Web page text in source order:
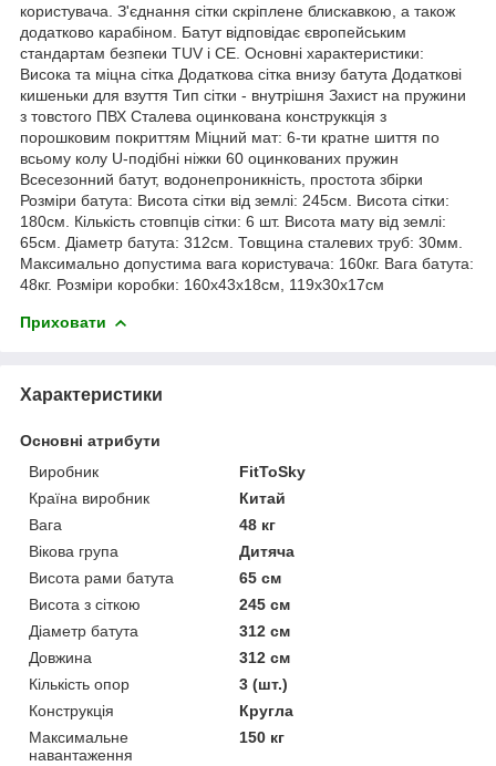
користувача. З'єднання сітки скріплене блискавкою, а також
додатково карабіном. Батут відповідає європейським
стандартам безпеки TUV і CE. Основні характеристики:
Висока та міцна сітка Додаткова сітка внизу батута Додаткові
кишеньки для взуття Тип сітки - внутрішня Захист на пружини
з товстого ПВХ Сталева оцинкована конструккція з
порошковим покриттям Міцний мат: 6-ти кратне шиття по
всьому колу U-подібні ніжки 60 оцинкованих пружин
Всесезонний батут, водонепроникність, простота збірки
Розміри батута: Висота сітки від землі: 245см. Висота сітки:
180см. Кількість стовпців сітки: 6 шт. Висота мату від землі:
65см. Діаметр батута: 312см. Товщина сталевих труб: 30мм.
Максимально допустима вага користувача: 160кг. Вага батута:
48кг. Розміри коробки: 160х43х18см, 119х30х17см
Приховати
Характеристики
Основні атрибути
Виробник
FitToSky
Країна виробник
Китай
Вага
48 кг
Вікова група
Дитяча
Висота рами батута
65 см
Висота з сіткою
245 см
Діаметр батута
312 см
Довжина
312 см
Кількість опор
3 (шт.)
Конструкція
Кругла
Максимальне
навантаження
150 кг